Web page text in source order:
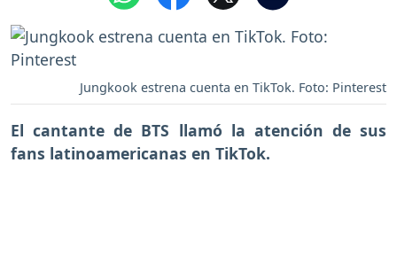
Jungkook estrena cuenta en TikTok. Foto: Pinterest
El cantante de BTS llamó la atención de sus
fans latinoamericanas en TikTok.